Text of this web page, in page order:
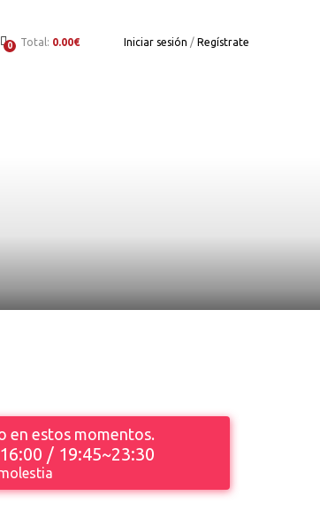
0 Total: 0.00€ Iniciar sesión / Regístrate
en estos momentos.
/ 19:45~23:30